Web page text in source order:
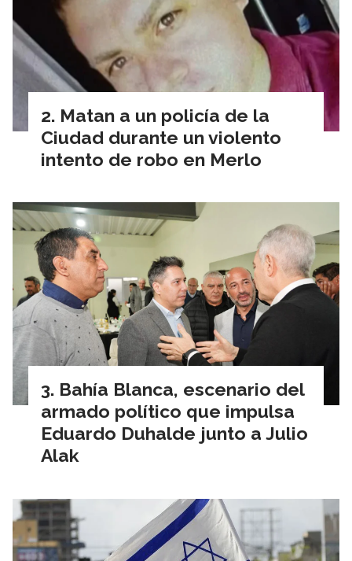
Matan a un policía de la
Ciudad durante un violento
intento de robo en Merlo
Bahía Blanca, escenario del
armado político que impulsa
Eduardo Duhalde junto a Julio
Alak